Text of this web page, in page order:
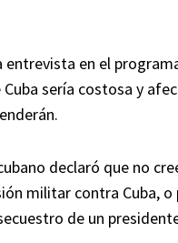
entrevista en el
Cuba sería costosa y
declaró que no
militar contra Cuba,
de un